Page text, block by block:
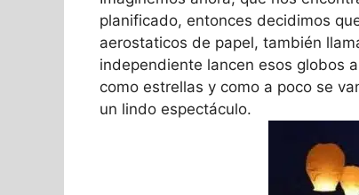
planificado, entonces decidimos
aerostaticos de papel, también
independiente lancen esos globos
como estrellas y como a poco se
un lindo espectáculo.